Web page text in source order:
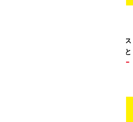
車内外の清
を徹底。安心感と清潔感を感じていただ